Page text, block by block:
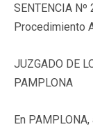
SENTENCIA
Procedimiento
JUZGADO DE
PAMPLONA
En